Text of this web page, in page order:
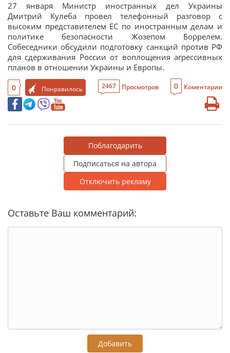
27 января Министр иностранных дел Украины
Дмитрий Кулеба провел телефонный разговор с
высоким представителем ЕС по иностранным делам и
политике безопасности Жозепом Боррелем.
Собеседники обсудили подготовку санкций против РФ
для сдерживания России от воплощения агрессивных
планов в отношении Украины и Европы.
0 Понравилось 2467 Просмотров 0 Коментарии
Поблагодарить
Подписаться на автора
Отключить рекламу
Оставьте Ваш комментарий:
Добавить